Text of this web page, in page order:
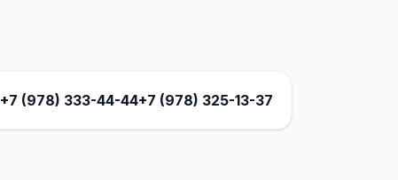
+7 (978) 333-44-44+7 (978) 325-13-37